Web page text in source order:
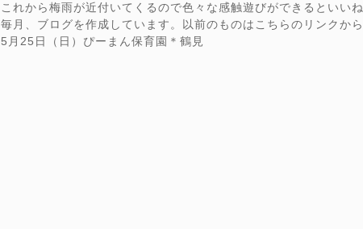
これから梅雨が近付いてくるので色々な感触遊びができるといいね
毎月、ブログを作成しています。以前のものはこちらのリンクから
5月25日（日）ぴーまん保育園＊鶴見